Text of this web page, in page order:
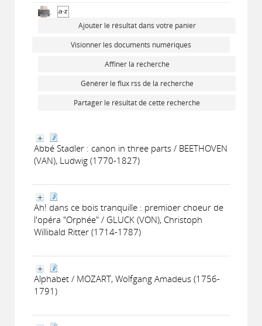
Ajouter le résultat dans votre panier
Visionner les documents numériques
Affiner la recherche
Générer le flux rss de la recherche
Partager le résultat de cette recherche
Abbé Stadler : canon in three parts / BEETHOVEN
(VAN), Ludwig (1770-1827)
Ah! dans ce bois tranquille : premioer choeur de
l'opéra "Orphée" / GLUCK (VON), Christoph
Willibald Ritter (1714-1787)
Alphabet / MOZART, Wolfgang Amadeus (1756-
1791)